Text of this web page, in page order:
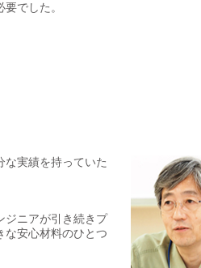
でした。
な実績を持っていた
ジニアが引き続きプ
な安心材料のひとつ